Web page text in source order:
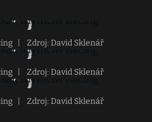
Zdroj: David Sklenář
Zdroj: David Sklenář
Zdroj: David Sklenář